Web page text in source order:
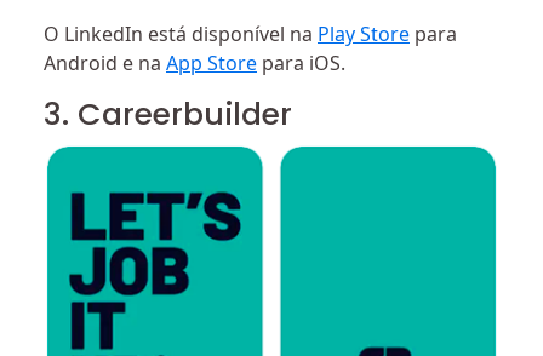
O LinkedIn está disponível na Play Store para
Android e na App Store para iOS.
3. Careerbuilder